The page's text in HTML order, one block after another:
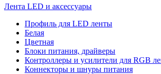
Лента LED и аксессуары
Профиль для LED ленты
Белая
Цветная
Блоки питания, драйверы
Контроллеры и усилители для RGB
Коннекторы и шнуры питания